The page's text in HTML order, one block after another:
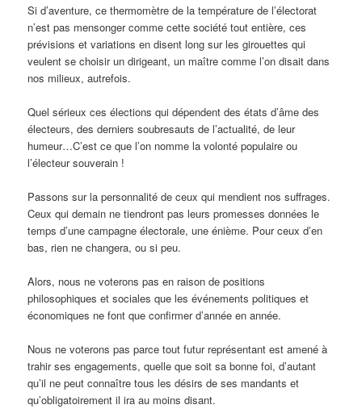
Si d’aventure, ce thermomètre de la température de l’électorat
n’est pas mensonger comme cette société tout entière, ces
prévisions et variations en disent long sur les girouettes qui
veulent se choisir un dirigeant, un maître comme l’on disait dans
nos milieux, autrefois.
Quel sérieux ces élections qui dépendent des états d’âme des
électeurs, des derniers soubresauts de l’actualité, de leur
humeur…C’est ce que l’on nomme la volonté populaire ou
l’électeur souverain !
Passons sur la personnalité de ceux qui mendient nos suffrages.
Ceux qui demain ne tiendront pas leurs promesses données le
temps d’une campagne électorale, une énième. Pour ceux d’en
bas, rien ne changera, ou si peu.
Alors, nous ne voterons pas en raison de positions
philosophiques et sociales que les événements politiques et
économiques ne font que confirmer d’année en année.
Nous ne voterons pas parce tout futur représentant est amené à
trahir ses engagements, quelle que soit sa bonne foi, d’autant
qu’il ne peut connaître tous les désirs de ses mandants et
qu’obligatoirement il ira au moins disant.